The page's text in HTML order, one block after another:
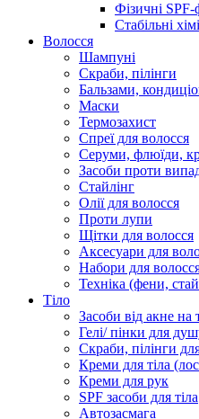
Фізичні SPF-
Стабільні
Волосся
Шампуні
Скраби, пілінги
Бальзами,
Маски
Термозахист
Спреї для волосся
Серуми, флюїди,
Засоби проти
Стайлінг
Олії для волосся
Проти лупи
Щітки для волосся
Аксесуари для
Набори для
Техніка (фени,
Тіло
Засоби від акне на
Гелі/ пінки для
Скраби, пілінги
Креми для тіла
Креми для рук
SPF засоби для тіла
Автозасмага